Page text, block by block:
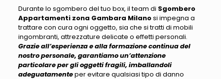
Durante lo sgombero del tuo box, il team di Sgombero
Appartamenti zona Gambara Milanosi impegna a
trattare con cura ogni oggetto, sia che si tratti di mobili
ingombranti, attrezzature delicate o effetti personali.
Grazie all’esperienza e alla formazione continua del
nostro personale, garantiamo un’attenzione
particolare per gli oggetti fragili, imballandoli
adeguatamenteper evitare qualsiasi tipo di danno